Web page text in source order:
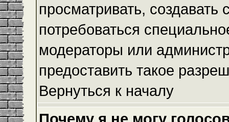
просматривать,
потребоваться
модераторы или
предоставить такое
Вернуться к началу